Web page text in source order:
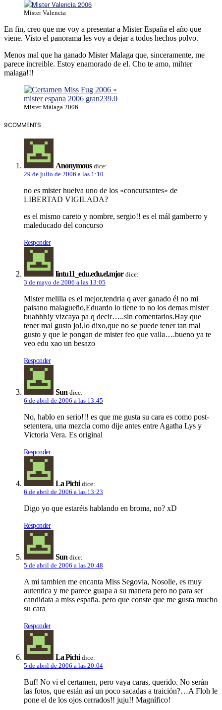
Mister Valencia
En fin, creo que me voy a presentar a Mister España el año que
viene. Visto el panorama les voy a dejar a todos hechos polvo.
Menos mal que ha ganado Mister Malaga que, sinceramente, me
parece increible. Estoy enamorado de el. Cho te amo, mihter
malaga!!!
Mister Málaga 2006
9 COMMENTS
Anonymous dice:
29 de julio de 2006 a las 1:10
no es mister huelva uno de los «concursantes» de
LIBERTAD VIGILADA?
es el mismo careto y nombre, sergio!! es el mál gamberro y
maleducado del concurso
Responder
lintu11_edu.edu.el.mjor dice:
3 de mayo de 2006 a las 13:05
Mister melilla es el mejor,tendria q aver ganado él no mi
paisano malagueño,Eduardo lo tiene to no los demas mister
buahhh!y vizcaya pa q decir…..sin comentarios.Hay que
tener mal gusto jo!,lo dixo,que no se puede tener tan mal
gusto y que le pongan de mister feo que valla….bueno ya te
veo edu xao un besazo
Responder
Sun dice:
6 de abril de 2006 a las 13:45
No, hablo en serio!!! es que me gusta su cara es como post-
setentera, una mezcla como dije antes entre Agatha Lys y
Victoria Vera. Es original
Responder
La Pichi dice:
6 de abril de 2006 a las 13:23
Digo yo que estaréis hablando en broma, no? xD
Responder
Sun dice:
5 de abril de 2006 a las 20:48
A mi tambien me encanta Miss Segovia, Nosolie, es muy
autentica y me parece guapa a su manera pero no para ser
candidata a miss españa. pero que conste que me gusta mucho
su cara
Responder
La Pichi dice:
5 de abril de 2006 a las 20:04
Buf! No vi el certamen, pero vaya caras, querido. No serán
las fotos, que están así un poco sacadas a traición?…A Floh le
pone el de los ojos cerrados!! juju!! Magnífico!